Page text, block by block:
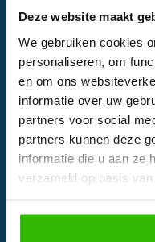
Deze website maakt
We gebruiken cookies
personaliseren, om
en om ons
informatie over uw
partners voor social
partners kunnen deze
informatie die u aan ze
verzameld op basis
EVENTS
Kalender
Bedrijven
Impressie
Weddingplanner